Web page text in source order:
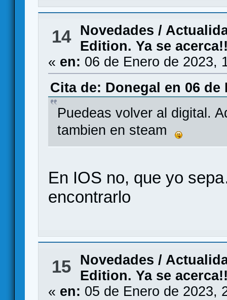
14
Novedades /
Edition. Ya se
« en: 06 de Enero de 2023,
Cita de: Donegal en 06 de
Puedeas volver al digital.
tambien en steam
En IOS no, que yo
encontrarlo
15
Novedades /
Edition. Ya se
« en: 05 de Enero de 2023,